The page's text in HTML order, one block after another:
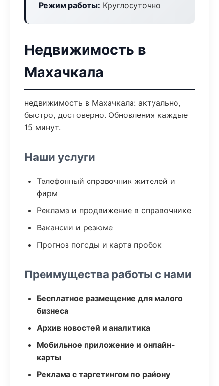
Режим работы: Круглосуточно
Недвижимость в
Махачкала
недвижимость в Махачкала: актуально,
быстро, достоверно. Обновления каждые
15 минут.
Наши услуги
Телефонный справочник жителей и
фирм
Реклама и продвижение в справочнике
Вакансии и резюме
Прогноз погоды и карта пробок
Преимущества работы с нами
Бесплатное размещение для малого
бизнеса
Архив новостей и аналитика
Мобильное приложение и онлайн-
карты
Реклама с таргетингом по району